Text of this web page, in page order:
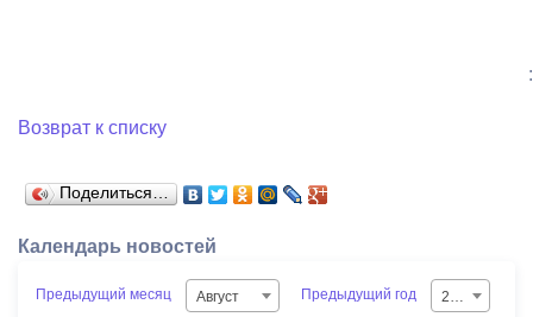
:
Возврат к списку
Поделиться…
Календарь новостей
Предыдущий месяц Август Предыдущий год 2026